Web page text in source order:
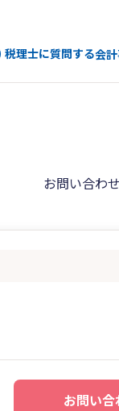
税理士に質問する会
お問い合わ
お問い合